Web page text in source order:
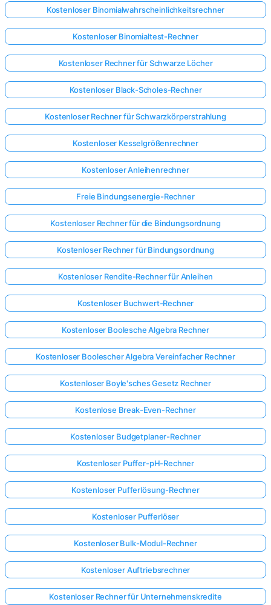
Kostenloser Binomialwahrscheinlichkeitsrechner
Kostenloser Binomialtest-Rechner
Kostenloser Rechner für Schwarze Löcher
Kostenloser Black-Scholes-Rechner
Kostenloser Rechner für Schwarzkörperstrahlung
Kostenloser Kesselgrößenrechner
Kostenloser Anleihenrechner
Freie Bindungsenergie-Rechner
Kostenloser Rechner für die Bindungsordnung
Kostenloser Rechner für Bindungsordnung
Kostenloser Rendite-Rechner für Anleihen
Kostenloser Buchwert-Rechner
Kostenloser Boolesche Algebra Rechner
Kostenloser Boolescher Algebra Vereinfacher Rechner
Kostenloser Boyle'sches Gesetz Rechner
Kostenlose Break-Even-Rechner
Kostenloser Budgetplaner-Rechner
Kostenloser Puffer-pH-Rechner
Kostenloser Pufferlösung-Rechner
Kostenloser Pufferlöser
Kostenloser Bulk-Modul-Rechner
Kostenloser Auftriebsrechner
Kostenloser Rechner für Unternehmenskredite